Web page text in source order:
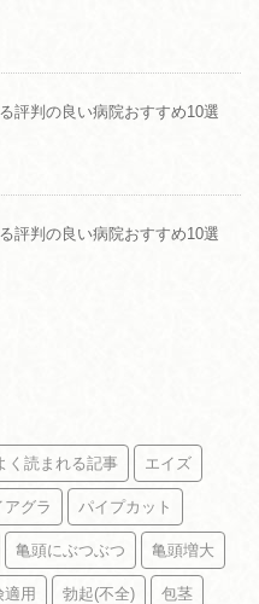
評判の良い病院おすすめ10選
評判の良い病院おすすめ10選
く読まれる記事 エイズ
アグラ パイプカット
亀頭にぶつぶつ 亀頭増大
適用 勃起(不全) 包茎